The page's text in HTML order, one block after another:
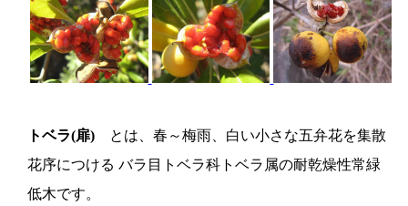
トベラ(扉) とは、春～梅雨、白い小さな五弁花を集散
花序につける バラ目トベラ科トベラ属の耐乾燥性常緑
低木です。